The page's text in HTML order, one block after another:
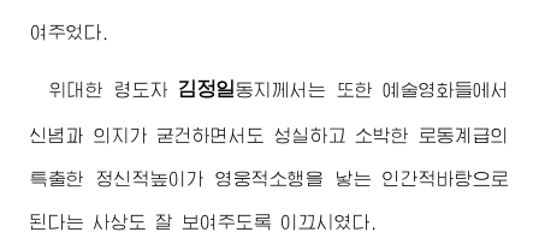
여주었다.
위대한 령도자 김정일동지 께서는 또한 예술영화들에서
신념과 의지가 굳건하면서도 성실하고 소박한 로동계급의
특출한 정신적높이가 영웅적소행을 낳는 인간적바탕으로
된다는 사상도 잘 보여주도록 이끄시였다.